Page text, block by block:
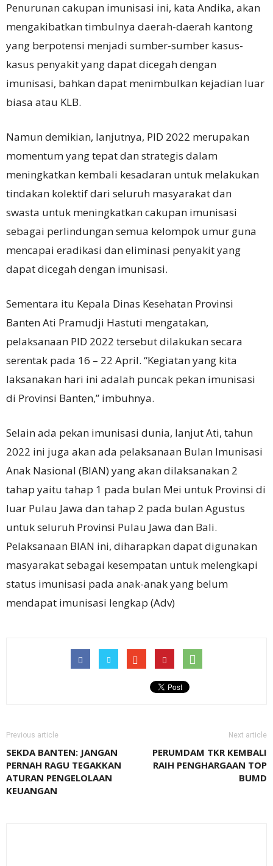
Penurunan cakupan imunisasi ini, kata Andika, akan
mengakibatkan timbulnya daerah-daerah kantong
yang berpotensi menjadi sumber-sumber kasus-
kasus penyakit yang dapat dicegah dengan
imunisasi, bahkan dapat menimbulkan kejadian luar
biasa atau KLB.
Namun demikian, lanjutnya, PID 2022 merupakan
momentum yang tepat dan strategis dalam
meningkatkan kembali kesadaran untuk melakukan
tindakan kolektif dari seluruh masyarakat dan
swasta untuk meningkatkan cakupan imunisasi
sebagai perlindungan semua kelompok umur guna
mencapai eradikasi dan eliminasi penyakit yang
dapat dicegah dengan imunisasi.
Sementara itu Kepala Dinas Kesehatan Provinsi
Banten Ati Pramudji Hastuti mengatakan,
pelaksanaan PID 2022 tersebut dilakukan secara
serentak pada 16 – 22 April. “Kegiatan yang kita
laksanakan hari ini adalah puncak pekan imunisasi
di Provinsi Banten,” imbuhnya.
Selain ada pekan imunisasi dunia, lanjut Ati, tahun
2022 ini juga akan ada pelaksanaan Bulan Imunisasi
Anak Nasional (BIAN) yang akan dilaksanakan 2
tahap yaitu tahap 1 pada bulan Mei untuk Provinsi di
luar Pulau Jawa dan tahap 2 pada bulan Agustus
untuk seluruh Provinsi Pulau Jawa dan Bali.
Pelaksanaan BIAN ini, diharapkan dapat digunakan
masyarakat sebagai kesempatan untuk melengkapi
status imunisasi pada anak-anak yang belum
mendapat imunisasi lengkap (Adv)
Previous article
SEKDA BANTEN: JANGAN
PERNAH RAGU TEGAKKAN
ATURAN PENGELOLAAN
KEUANGAN
Next article
PERUMDAM TKR KEMBALI
RAIH PENGHARGAAN TOP
BUMD